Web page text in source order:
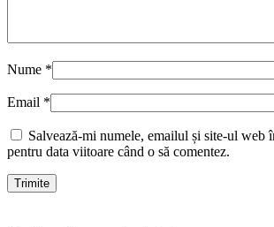
Nume *
Email *
Salvează-mi numele, emailul și site-ul web
pentru data viitoare când o să comentez.